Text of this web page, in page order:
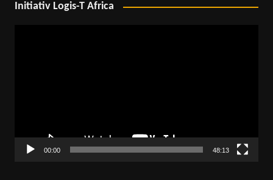
Initiativ Logis-T Africa
00:00 48:13